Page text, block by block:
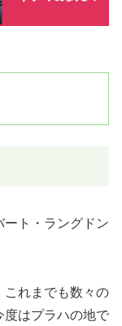
ト・ラングドン
これまでも数々の
度はプラハの地で